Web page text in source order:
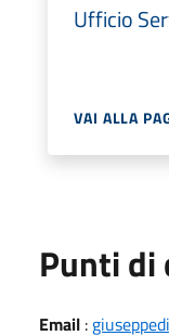
Ufficio
VAI ALLA
Punti
Email :